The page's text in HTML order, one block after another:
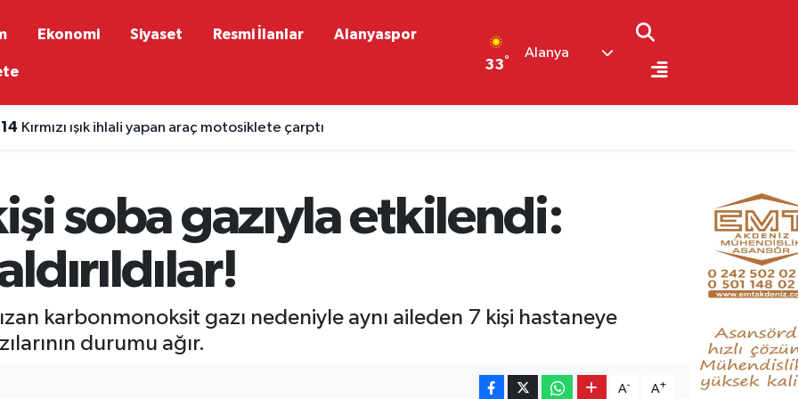
Ekonomi Siyaset Resmi İlanlar Alanyaspor
33°
Alanya
Kırmızı ışık ihlali yapan araç motosiklete çarptı
soba gazıyla etkilendi:
karbonmonoksit gazı nedeniyle aynı aileden 7 kişi hastaneye
durumu ağır.
A- A+